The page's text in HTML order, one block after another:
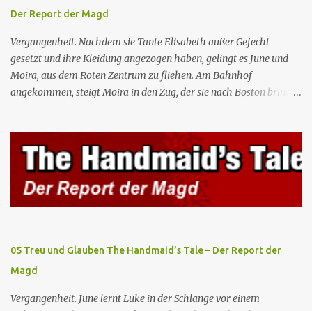
wo Serena stolz die „Kinder von Gilead” vorstellt. June nutzt die
Gelegenheit, mit Castillo unter vier Augen zu sprechen, ...
Der Report der Magd
Vergangenheit. Nachdem sie Tante Elisabeth außer Gefecht
gesetzt und ihre Kleidung angezogen haben, gelingt es June und
Moira, aus dem Roten Zentrum zu fliehen. Am Bahnhof
angekommen, steigt Moira in den Zug, der sie nach Boston bringen
Elisabeth sie mit der Peitsche bestraft. Gegenwart. June ist seit
dreizehn Tagen in ihrem Zimmer eingesperrt und entdeckt im
Kleiderschrank die Inschrift „Nolite te bastardes carborundorum”,
die wahrscheinlich von der Magd Difred hinterlassen wurde, die
vor ihr dort war. In Erwartung der Zeremonie bringt Serena June
Fred unfruchtbar ist und nur sie für eine ausbleibende
Schwangerschaft verantwortlich gemacht würde. June lehnt ab,
auch wenn dies das Scheitern der Zeremonie bedeutet. Während
des versprochenen Scrabble-Spiels fragt June Fred nach der
05 Treu und Glauben The Handmaid’s Tale – Der Report der
Magd
Vergangenheit. June lernt Luke in der Schlange vor einem